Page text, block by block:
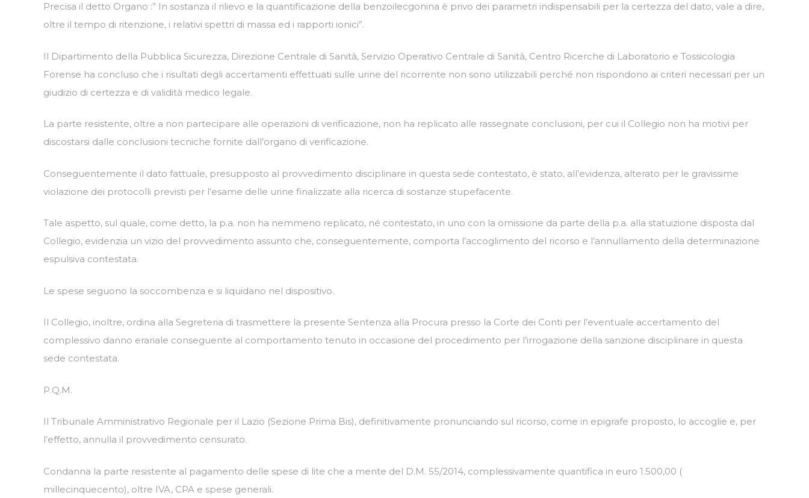
Precisa il detto Organo :” In sostanza il rilievo e la quantificazione della benzoilecgonina è privo dei parametri indispensabili per la certezza del dato, vale a dire,
oltre il tempo di ritenzione, i relativi spettri di massa ed i rapporti ionici”.
Il Dipartimento della Pubblica Sicurezza, Direzione Centrale di Sanità, Servizio Operativo Centrale di Sanità, Centro Ricerche di Laboratorio e Tossicologia
Forense ha concluso che i risultati degli accertamenti effettuati sulle urine del ricorrente non sono utilizzabili perché non rispondono ai criteri necessari per un
giudizio di certezza e di validità medico legale.
La parte resistente, oltre a non partecipare alle operazioni di verificazione, non ha replicato alle rassegnate conclusioni, per cui il Collegio non ha motivi per
discostarsi dalle conclusioni tecniche fornite dall’organo di verificazione.
Conseguentemente il dato fattuale, presupposto al provvedimento disciplinare in questa sede contestato, è stato, all’evidenza, alterato per le gravissime
violazione dei protocolli previsti per l’esame delle urine finalizzate alla ricerca di sostanze stupefacente.
Tale aspetto, sul quale, come detto, la p.a. non ha nemmeno replicato, né contestato, in uno con la omissione da parte della p.a. alla statuizione disposta dal
Collegio, evidenzia un vizio del provvedimento assunto che, conseguentemente, comporta l’accoglimento del ricorso e l’annullamento della determinazione
espulsiva contestata.
Le spese seguono la soccombenza e si liquidano nel dispositivo.
Il Collegio, inoltre, ordina alla Segreteria di trasmettere la presente Sentenza alla Procura presso la Corte dei Conti per l’eventuale accertamento del
complessivo danno erariale conseguente al comportamento tenuto in occasione del procedimento per l’irrogazione della sanzione disciplinare in questa
sede contestata.
P.Q.M.
Il Tribunale Amministrativo Regionale per il Lazio (Sezione Prima Bis), definitivamente pronunciando sul ricorso, come in epigrafe proposto, lo accoglie e, per
l’effetto, annulla il provvedimento censurato.
Condanna la parte resistente al pagamento delle spese di lite che a mente del D.M. 55/2014, complessivamente quantifica in euro 1.500,00 (
millecinquecento), oltre IVA, CPA e spese generali.